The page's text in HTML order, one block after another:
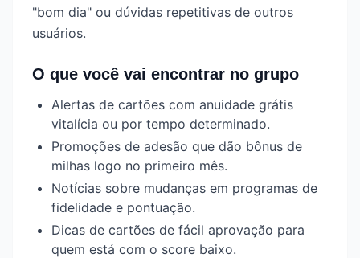
"bom dia" ou dúvidas repetitivas de outros
usuários.
O que você vai encontrar no grupo
Alertas de cartões com anuidade grátis
vitalícia ou por tempo determinado.
Promoções de adesão que dão bônus de
milhas logo no primeiro mês.
Notícias sobre mudanças em programas de
fidelidade e pontuação.
Dicas de cartões de fácil aprovação para
quem está com o score baixo.